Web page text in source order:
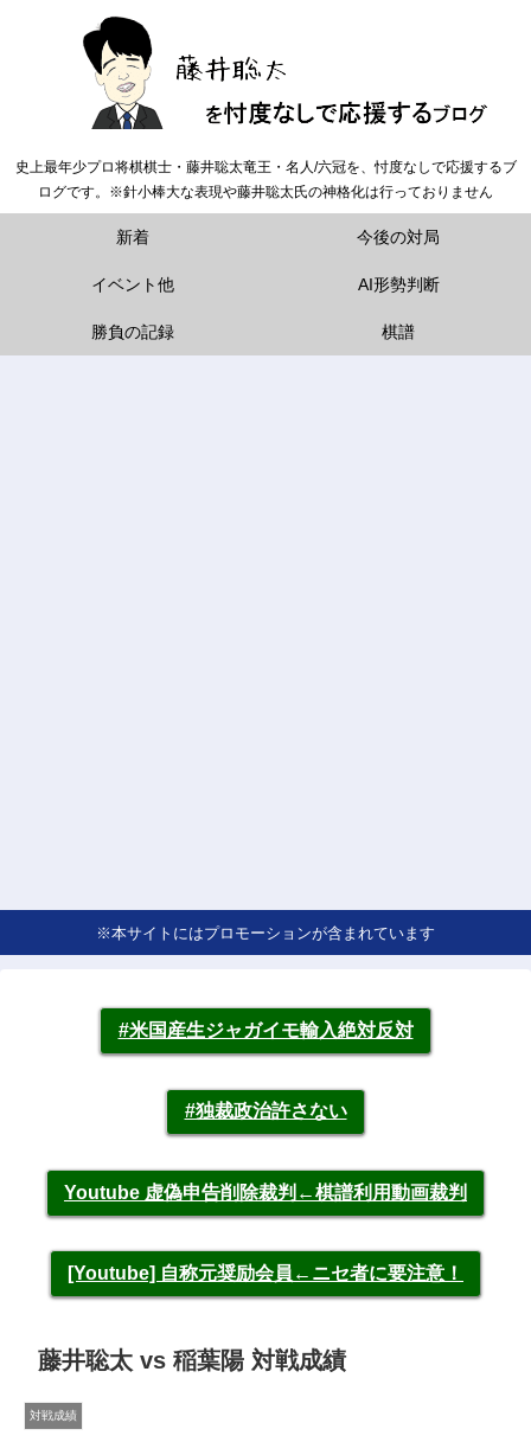
史上最年少プロ将棋棋士・藤井聡太竜王・名人/六冠を、忖度なしで応援するブ
ログです。※針小棒大な表現や藤井聡太氏の神格化は行っておりません
新着 今後の対局
イベント他 AI形勢判断
勝負の記録 棋譜
※本サイトにはプロモーションが含まれています
#米国産生ジャガイモ輸入絶対反対
#独裁政治許さない
Youtube 虚偽申告削除裁判←棋譜利用動画裁判
[Youtube] 自称元奨励会員←ニセ者に要注意！
藤井聡太 vs 稲葉陽 対戦成績
対戦成績